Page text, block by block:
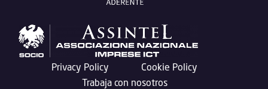
Privacy Policy
Cookie Policy
Trabaja con nosotros